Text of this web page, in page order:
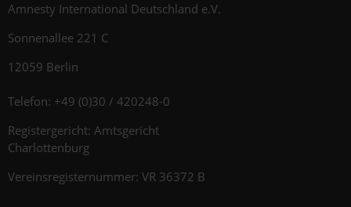
Amnesty International Deutschland e.V.
Sonnenallee 221 C
12059 Berlin
Telefon: +49 (0)30 / 420248-0
Registergericht: Amtsgericht
Charlottenburg
Vereinsregisternummer: VR 36372 B